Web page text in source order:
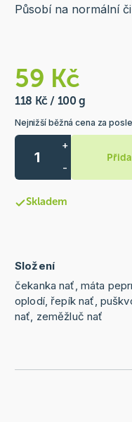
Působí na normální
59 Kč
118 Kč / 100 g
Nejnižší běžná cena za
+
-
Skladem
Složení
čekanka nať, máta
oplodí, řepík nať,
nať, zeměžluč nať